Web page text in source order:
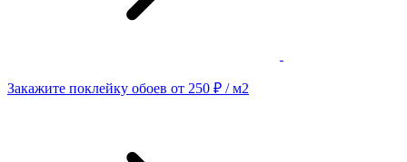
Закажите поклейку обоев от 250 ₽ / м2